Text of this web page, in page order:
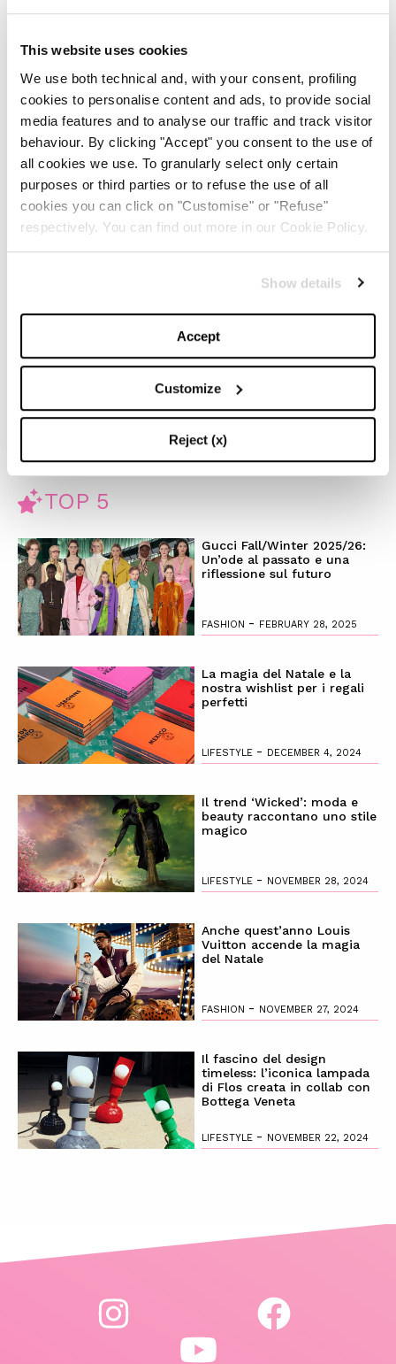
This website uses cookies
We use both technical and, with your consent, profiling
cookies to personalise content and ads, to provide social
media features and to analyse our traffic and track visitor
behaviour. By clicking "Accept" you consent to the use of
all cookies we use. To granularly select only certain
purposes or third parties or to refuse the use of all
cookies you can click on "Customise" or "Refuse"
respectively. You can find out more in our Cookie Policy.
Show details
Accept
Customize
Reject (x)
1/9
Nella collezione di piccola pelletteria ci sono
portafogli, in versione rettangolare, tonda e
mezzaluna con micro tracolla; custodie
per contenere tutti i
must-have quotidiani. Un ritorno all’essenzialeche
inneggia ad un’eleganza irresistibilmente moderna e ad
giorni.
TOP 5
Gucci Fall/Winter 2025/26:
Un’ode al passato e una
riflessione sul futuro
FASHION - FEBRUARY 28, 2025
La magia del Natale e la
nostra wishlist per i regali
perfetti
LIFESTYLE - DECEMBER 4, 2024
Il trend ‘Wicked’: moda e
beauty raccontano uno stile
magico
LIFESTYLE - NOVEMBER 28, 2024
Anche quest’anno Louis
Vuitton accende la magia
del Natale
FASHION - NOVEMBER 27, 2024
Il fascino del design
timeless: l’iconica lampada
di Flos creata in collab con
Bottega Veneta
LIFESTYLE - NOVEMBER 22, 2024